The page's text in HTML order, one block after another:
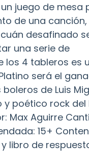
juego de mesa
de una
desafinado
una serie de
los 4 tableros es
será el
de Luis
poético rock del
Max Aguirre
15+
libro de